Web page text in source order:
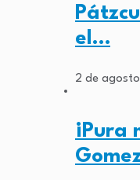
el…
2 de
¡Pura